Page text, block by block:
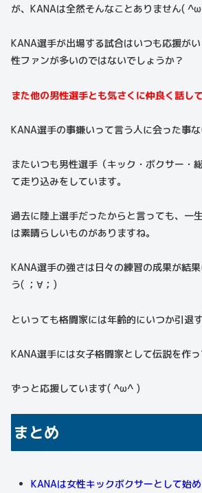
が、KANAは全然そんなことありません(
KANA選手が出場する試合はいつも応援が
性ファンが多いのではないでしょうか？
また他の男性選手とも気さくに仲良く話し
KANA選手の事嫌いって言う人に会った事
またいつも男性選手（キック・ボクサー・
て走り込みをしています。
過去に陸上選手だったからと言っても、一
は素晴らしいものがありますね。
KANA選手の強さは日々の練習の成果が結
う( ；∀；)
といっても格闘家には年齢的にいつか引退
KANA選手には女子格闘家として伝説を作
ずっと応援しています( ^ω^ )
まとめ
KANAは女性キックボクサーとして始